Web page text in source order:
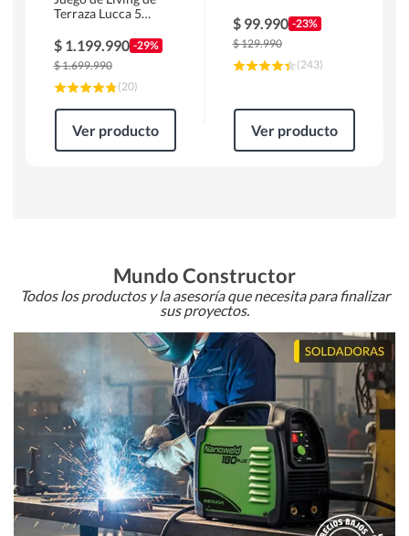
Terraza Lucca 5
$ 1.199.990 -29%
$1.699.990
(20)
Ver producto
$ 99.990 -23%
$129.990
(243)
Ver producto
Mundo Constructor
Todos los productos y la asesoría que necesita para finalizar
sus proyectos.